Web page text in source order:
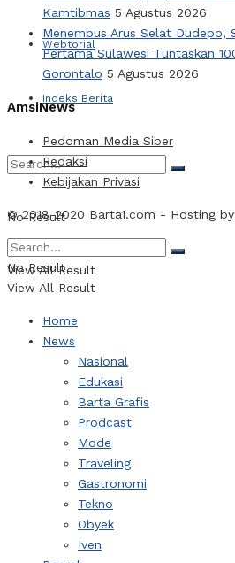
Webtorial
Indeks Berita
No Result
View All Result
Kamtibmas 5 Agustus 2026
Menembus Arus Selat Dudepo,
Pertama Sulawesi Tuntaskan
Gorontalo 5 Agustus 2026
AmsiNews
Pedoman Media Siber
Redaksi
Kebijakan Privasi
© 2018-2020 Barta1.com - Hosting by
No Result
View All Result
Home
News
Nasional
Edukasi
Barta Grafis
Prodcast
Mode
Traveling
Gastronomi
Tekno
Obyek
Iven